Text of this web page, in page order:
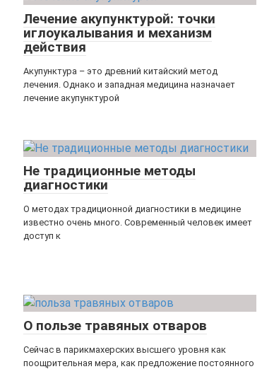
Лечение акупунктурой: точки
иглоукалывания и механизм
действия
Акупунктура – это древний китайский метод
лечения. Однако и западная медицина назначает
лечение акупунктурой
Не традиционные методы
диагностики
О методах традиционной диагностики в медицине
известно очень много. Современный человек имеет
доступ к
О пользе травяных отваров
Сейчас в парикмахерских высшего уровня как
поощрительная мера, как предложение постоянного